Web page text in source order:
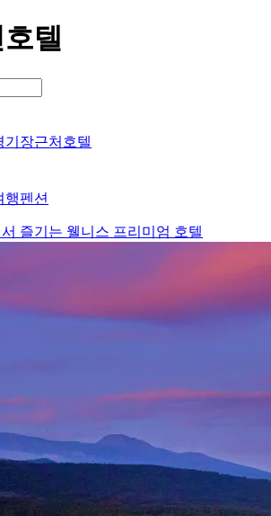
텔
기장근처호텔
행펜션
즐기는 웰니스 프리미엄 호텔